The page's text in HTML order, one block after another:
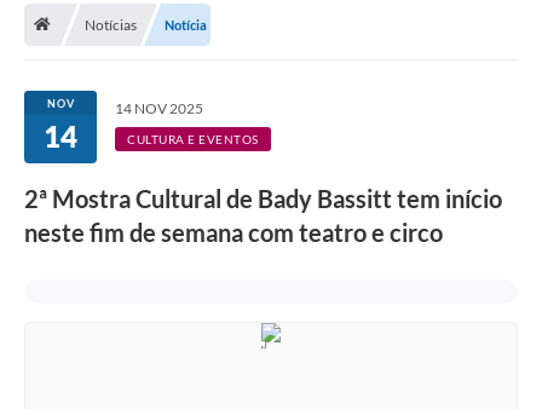
Notícias Notícia
NOV
14
14 NOV 2025
CULTURA E EVENTOS
2ª Mostra Cultural de Bady Bassitt tem início
neste fim de semana com teatro e circo